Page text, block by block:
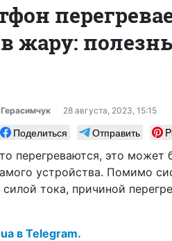
жару:
28 августа, 2023, 15:15
Поделиться Отправить
перегреваются, это может
устройства. Помимо
тока, причиной
в Telegram.